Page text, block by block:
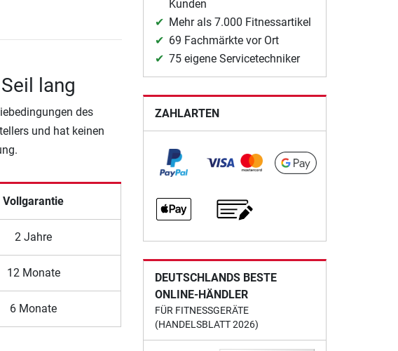
lang
des
und hat keinen
Vollgarantie
2 Jahre
12 Monate
6 Monate
Kunden
Mehr als 7.000 Fitnessartikel
69 Fachmärkte vor Ort
75 eigene Servicetechniker
ZAHLARTEN
DEUTSCHLANDS BESTE
ONLINE-HÄNDLER
FÜR FITNESSGERÄTE
(HANDELSBLATT 2026)